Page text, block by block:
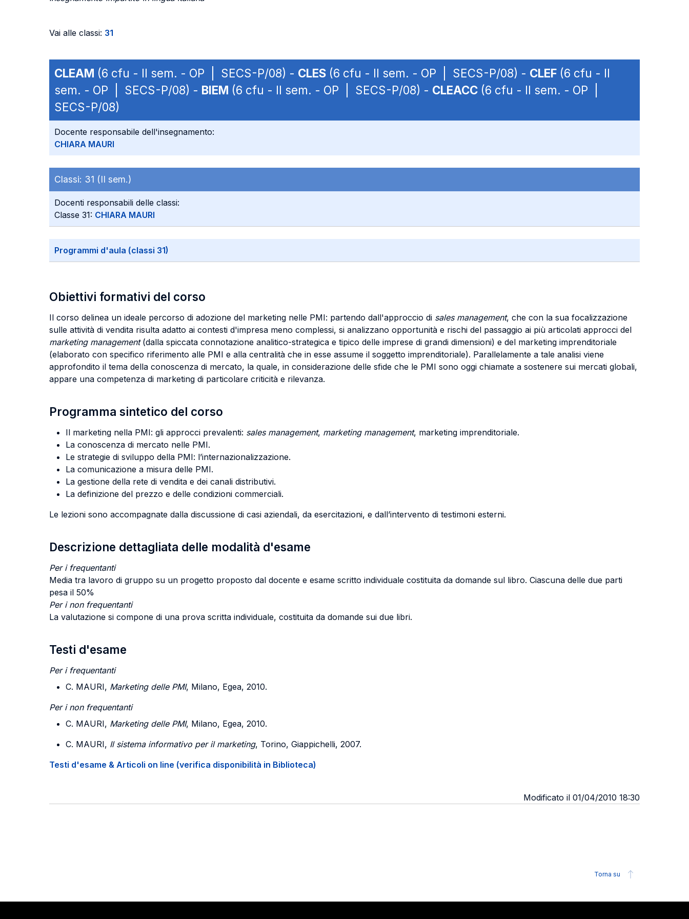
Vai alle classi: 31
CLEAM (6 cfu - II sem. - OP | SECS-P/08) - CLES (6 cfu - II sem. - OP | SECS-P/08) - CLEF (6 cfu - II
sem. - OP | SECS-P/08) - BIEM (6 cfu - II sem. - OP | SECS-P/08) - CLEACC (6 cfu - II sem. - OP |
SECS-P/08)
Docente responsabile dell'insegnamento:
CHIARA MAURI
Classi: 31 (II sem.)
Docenti responsabili delle classi:
Classe 31: CHIARA MAURI
Programmi d'aula (classi 31)
Obiettivi formativi del corso
Il corso delinea un ideale percorso di adozione del marketing nelle PMI: partendo dall'approccio di sales management, che con la sua focalizzazione
sulle attività di vendita risulta adatto ai contesti d'impresa meno complessi, si analizzano opportunità e rischi del passaggio ai più articolati approcci del
marketing management(dalla spiccata connotazione analitico-strategica e tipico delle imprese di grandi dimensioni) e del marketing imprenditoriale
(elaborato con specifico riferimento alle PMI e alla centralità che in esse assume il soggetto imprenditoriale). Parallelamente a tale analisi viene
approfondito il tema della conoscenza di mercato, la quale, in considerazione delle sfide che le PMI sono oggi chiamate a sostenere sui mercati globali,
appare una competenza di marketing di particolare criticità e rilevanza.
Programma sintetico del corso
Il marketing nella PMI: gli approcci prevalenti: sales management, marketing management, marketing imprenditoriale.
La conoscenza di mercato nelle PMI.
Le strategie di sviluppo della PMI: l’internazionalizzazione.
La comunicazione a misura delle PMI.
La gestione della rete di vendita e dei canali distributivi.
La definizione del prezzo e delle condizioni commerciali.
Le lezioni sono accompagnate dalla discussione di casi aziendali, da esercitazioni, e dall’intervento di testimoni esterni.
Descrizione dettagliata delle modalità d'esame
Per i frequentanti
Media tra lavoro di gruppo su un progetto proposto dal docente e esame scritto individuale costituita da domande sul libro. Ciascuna delle due parti
pesa il 50%
Per i non frequentanti
La valutazione si compone di una prova scritta individuale, costituita da domande sui due libri.
Testi d'esame
Per i frequentanti
C. MAURI, Marketing delle PMI, Milano, Egea, 2010.
Per i non frequentanti
C. MAURI, Marketing delle PMI, Milano, Egea, 2010.
C. MAURI, Il sistema informativo per il marketing, Torino, Giappichelli, 2007.
Testi d'esame & Articoli on line (verifica disponibilità in Biblioteca)
Modificato il 01/04/2010 18:30
Torna su